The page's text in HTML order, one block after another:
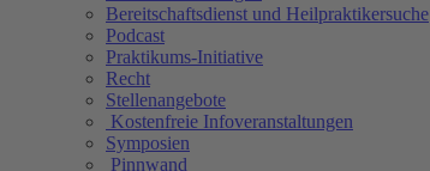
Bereitschaftsdienst und Heilpraktikersuche
Podcast
Praktikums-Initiative
Recht
Stellenangebote
Kostenfreie Infoveranstaltungen
Symposien
Pinnwand